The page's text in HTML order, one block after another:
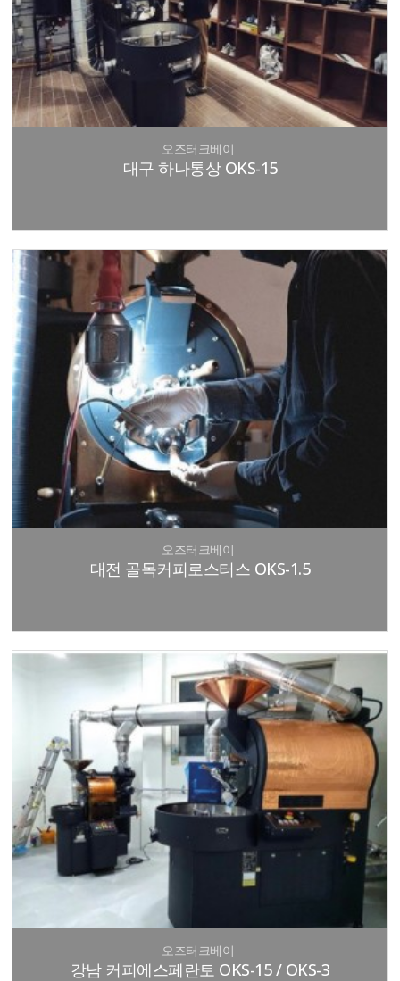
오즈터크베이
대구 하나통상 OKS-15
오즈터크베이
대전 골목커피로스터스 OKS-1.5
오즈터크베이
강남 커피에스페란토 OKS-15 / OKS-3